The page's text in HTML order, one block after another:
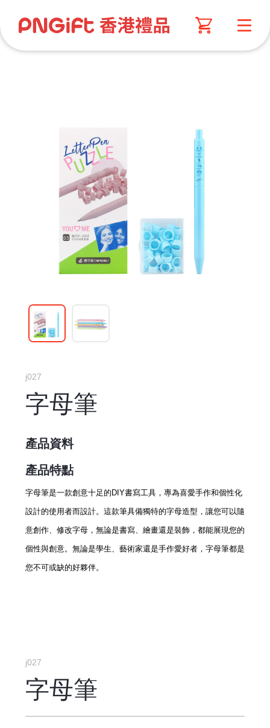
j027
字母筆
產品資料
產品特點
字母筆是一款創意十足的DIY書寫工具，專為喜愛手作和個性化
設計的使用者而設計。這款筆具備獨特的字母造型，讓您可以隨
意創作、修改字母，無論是書寫、繪畫還是裝飾，都能展現您的
個性與創意。無論是學生、藝術家還是手作愛好者，字母筆都是
您不可或缺的好夥伴。
j027
字母筆